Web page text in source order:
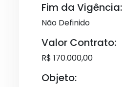
Fim da Vigência:
Não Definido
Valor Contrato:
R$ 170.000,00
Objeto: